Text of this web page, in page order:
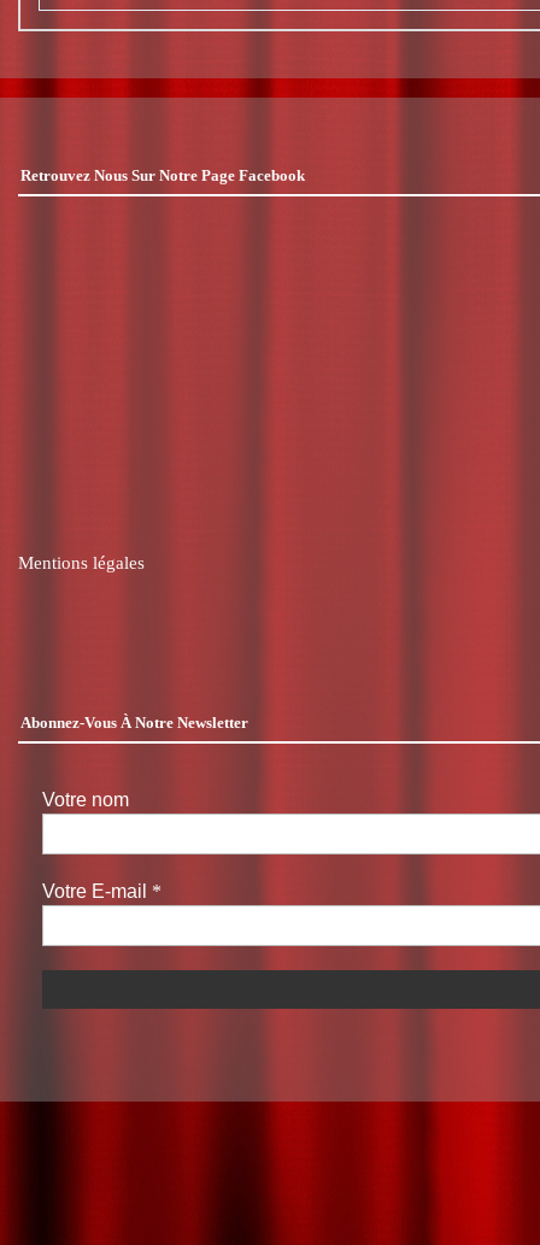
Retrouvez Nous Sur Notre Page Facebook
Mentions légales
Abonnez-Vous À Notre Newsletter
Votre nom
Votre E-mail *